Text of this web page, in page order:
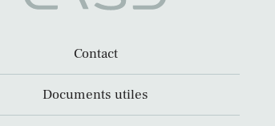
Contact
Documents utiles